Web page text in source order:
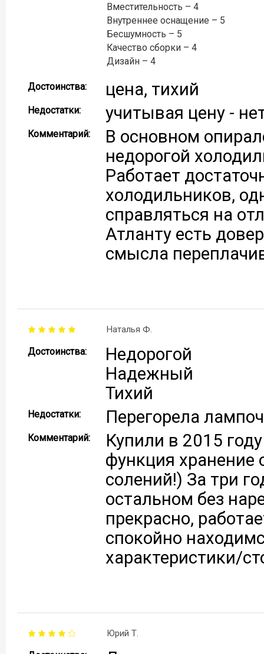
Вместительность – 4
Внутреннее оснащение – 5
Бесшумность – 5
Качество сборки – 4
Дизайн – 4
Достоинства: цена, тихий
Недостатки: учитывая цену -
Комментарий:
В основном
недорогой
Работает
холодильников,
справляться на
Атланту есть
смысла
Наталья Ф.
Достоинства:
Недорогой
Надежный
Тихий
Недостатки: Перегорела
Комментарий:
Купили в 2015
функция хранение
солений!) За три
остальном без
прекрасно,
спокойно
характеристики/
Юрий Т.